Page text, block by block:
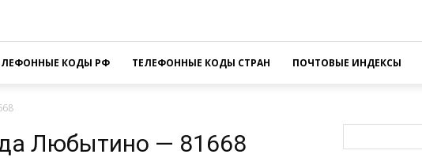
КОДЫ РФ ТЕЛЕФОННЫЕ КОДЫ СТРАН ПОЧТОВЫЕ ИНДЕКСЫ
Любытино — 81668